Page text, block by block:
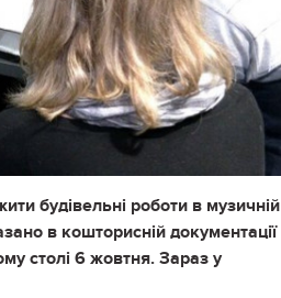
будівельні роботи в музичній
в кошторисній документації
столі 6 жовтня. Зараз у